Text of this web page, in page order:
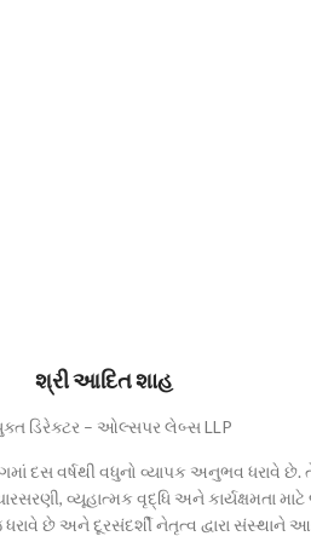
શ્રી આદિત શાહ
ડિરેક્ટર – ઓલ્સપર લેબ્સ LLP
દસ વર્ષથી વધુનો વ્યાપક અનુભવ
વ્યૂહાત્મક વૃદ્ધિ અને કાર્યક્ષમતા
ધરાવે છે અને દૂરસંદર્શી નેતૃત્વ દ્વારા સંસ્થાને